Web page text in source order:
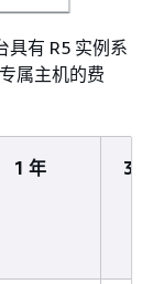
具有 R5 实例系
属主机的费
1 年 3